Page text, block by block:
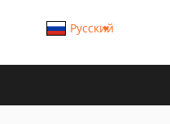
Русский